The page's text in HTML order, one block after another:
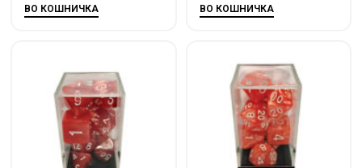
ВО КОШНИЧКА ВО КОШНИЧКА